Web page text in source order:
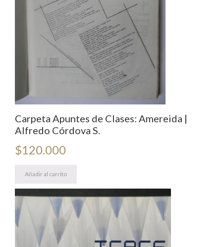
Carpeta Apuntes de Clases: Amereida |
Alfredo Córdova S.
$120.000
Añadir al carrito